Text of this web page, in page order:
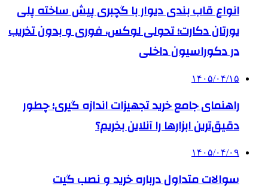
انواع قاب بندی دیوار با گچبری پیش ساخته پلی
یورتان دکارت؛ تحولی لوکس، فوری و بدون تخریب
در دکوراسیون داخلی
۱۴۰۵/۰۴/۱۵
راهنمای جامع خرید تجهیزات اندازه گیری؛ چطور
دقیق‌ترین ابزارها را آنلاین بخریم؟
۱۴۰۵/۰۴/۰۹
سوالات متداول درباره خرید و نصب گیت